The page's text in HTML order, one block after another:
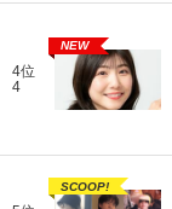
4位
4
NEW
SCOOP!